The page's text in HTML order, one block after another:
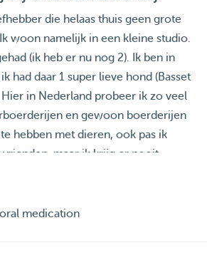
die helaas thuis geen grote
woon namelijk in een kleine studio.
(ik heb er nu nog 2). Ik ben in
had daar 1 super lieve hond (Basset
Hier in Nederland probeer ik zo veel
en gewoon boerderijen
hebben met dieren, ook pas ik
vrienden, maar ik krijg er nooit
dieren thuis te passen.
in Utrecht. Ik ben beschikbaar
medication